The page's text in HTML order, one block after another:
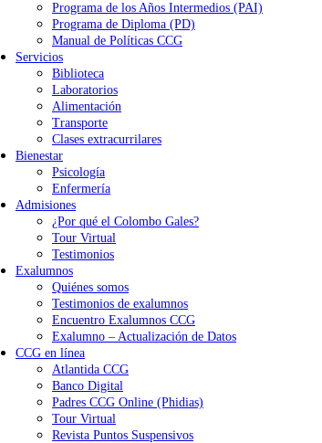
Programa de los Años Intermedios (PAI)
Programa de Diploma (PD)
Manual de Políticas CCG
Servicios
Biblioteca
Laboratorios
Alimentación
Transporte
Clases extracurrilares
Bienestar
Psicología
Enfermería
Admisiones
¿Por qué el Colombo Gales?
Tour Virtual
Testimonios
Exalumnos
Quiénes somos
Testimonios de exalumnos
Encuentro Exalumnos CCG
Exalumno – Actualización de Datos
CCG en línea
Atlantida CCG
Banco Digital
Padres CCG Online (Phidias)
Tour Virtual
Revista Puntos Suspensivos